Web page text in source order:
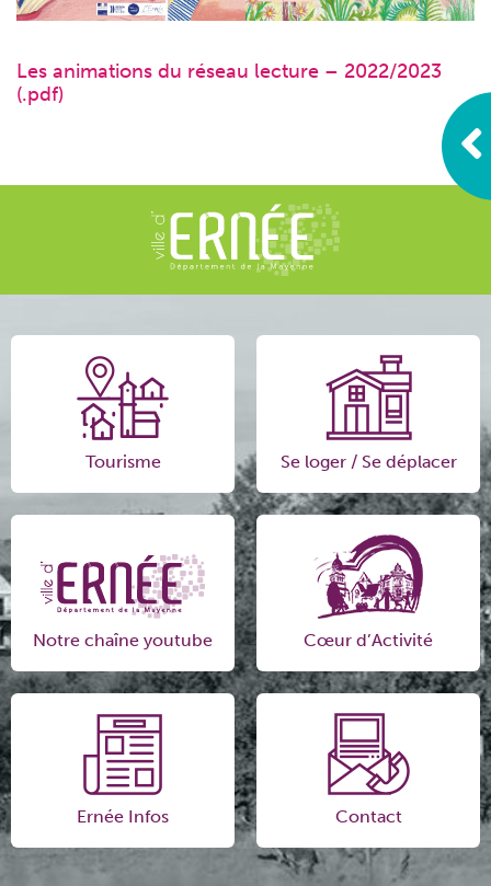
Les animations du réseau lecture – 2022/2023
(.pdf)
Tourisme Se loger / Se déplacer
Notre chaîne youtube Cœur d’Activité
Ernée Infos Contact